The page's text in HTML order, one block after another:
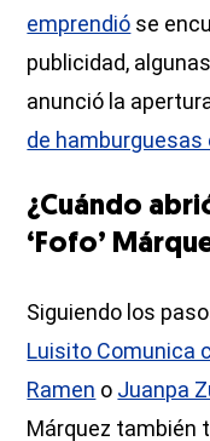
emprendió se
publicidad,
anunció la
de hamburguesas
¿Cuándo
‘Fofo’
Siguiendo los
Luisito Comunica
Ramen o Juanpa
Márquez también